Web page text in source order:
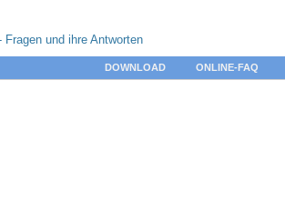
und ihre Antworten
DOWNLOAD ONLINE-FAQ